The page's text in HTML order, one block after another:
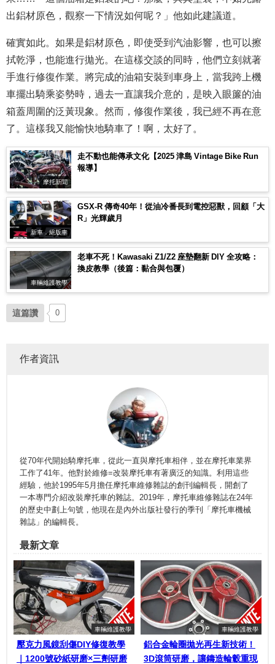
出鋁材原色，觀察一下情況如何呢？」他如此建議道。
確實如此。如果是鋁材原色，即使受到汽油影響，也可以擦
拭乾淨，也能進行拋光。在這樣交談的同時，他們立刻就著
手進行修復作業。將完成的油箱安裝到車身上，當我跨上機
車擺出騎乘姿勢時，過去一直讓我介意的，是映入眼簾的油
箱蓋周圍的泛黃現象。然而，修復作業後，我已經不再在意
了。這樣我又能愉快地騎車了！啊，太好了。
摩托新聞
走不動也能傳承文化【2025 津島 Vintage Bike Run
報導】
新車．絕版車
GSX-R 傳奇40年！從油冷番長到電控惡獸，回顧「大
R」光輝歲月
車輛維護教學
老車不死！Kawasaki Z1/Z2 座墊翻新 DIY 全攻略：
換皮教學（後篇：黏合與包覆）
這篇讚 0
作者資訊
從70年代開始騎摩托車，從此一直與摩托車相伴，並在摩托車業界
工作了41年。他對於維修=改裝摩托車有著廣泛的知識。利用這些
經驗，他於1995年5月擔任摩托車維修雜誌的創刊編輯長，開創了
一本專門介紹改裝摩托車的雜誌。2019年，摩托車維修雜誌在24年
的歷史中劃上句號，他現在是內外出版社發行的季刊「摩托車機械
雜誌」的編輯長。
最新文章
車輛維護教學
壓克力風鏡刮傷DIY修復教學
｜1200號砂紙研磨×三劑研磨
車輛維護教學
鋁合金輪圈拋光再生新技術！
3D滾筒研磨，讓鑄造輪轂重現